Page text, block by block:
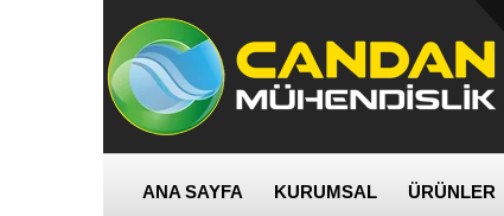
ANA SAYFA KURUMSAL ÜRÜNLER